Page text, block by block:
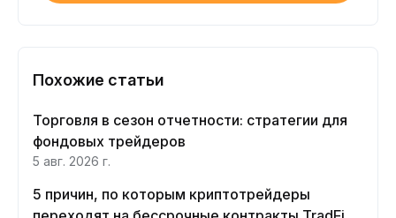
Похожие статьи
Торговля в сезон отчетности: стратегии для
фондовых трейдеров
5 авг. 2026 г.
5 причин, по которым криптотрейдеры